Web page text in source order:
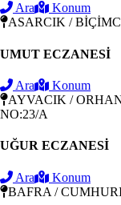
Ara
Konum
ASARCIK /
UMUT ECZANESİ
Ara
Konum
AYVACIK /
NO:23/A
UĞUR ECZANESİ
Ara
Konum
BAFRA /